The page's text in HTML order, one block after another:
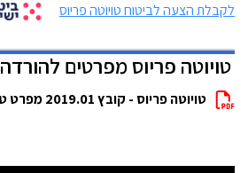
לקבלת הצעה לביטוח טויוטה פריוס
טויוטה פריוס מפרטים להורדה
טויוטה פריוס - קובץ 2019.01 מפרט טכני מלא להורדה